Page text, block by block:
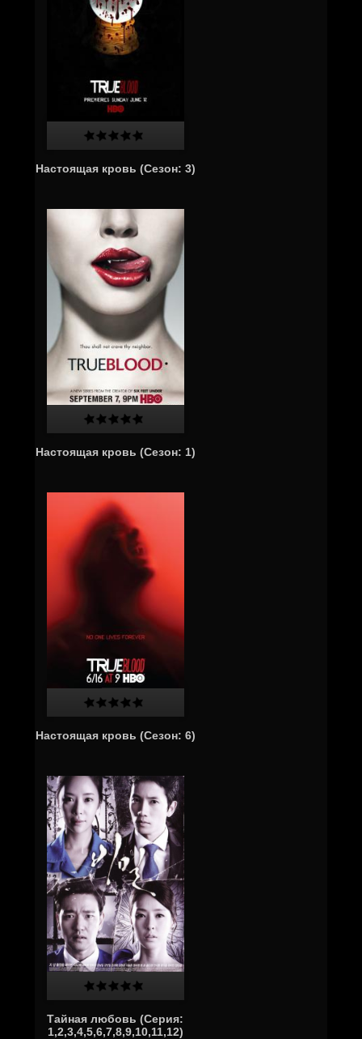
Настоящая кровь (Cезон: 3)
Настоящая кровь (Cезон: 1)
Настоящая кровь (Cезон: 6)
Тайная любовь (Серия:
1,2,3,4,5,6,7,8,9,10,11,12)